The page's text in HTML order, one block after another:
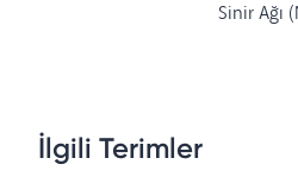
Sinir Ağı
İlgili Terimler